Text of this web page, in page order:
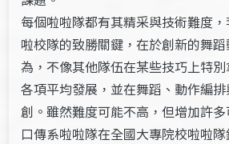
每個啦啦隊都有其精采與技術難度
啦校隊的致勝關鍵，在於創新的舞
為，不像其他隊伍在某些技巧上特
各項平均發展，並在舞蹈、動作編
創。雖然難度可能不高，但增加許多
口傳系啦啦隊在全國大專院校啦啦